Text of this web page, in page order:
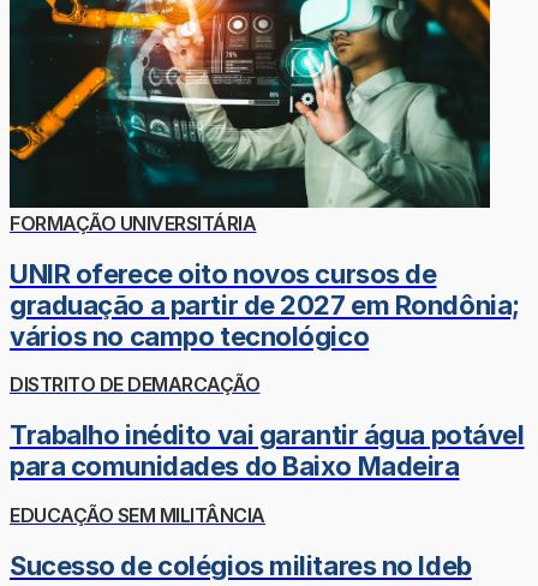
FORMAÇÃO UNIVERSITÁRIA
UNIR oferece oito novos cursos de
graduação a partir de 2027 em Rondônia;
vários no campo tecnológico
DISTRITO DE DEMARCAÇÃO
Trabalho inédito vai garantir água potável
para comunidades do Baixo Madeira
EDUCAÇÃO SEM MILITÂNCIA
Sucesso de colégios militares no Ideb